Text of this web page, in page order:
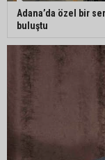
Adana’da özel bir
buluştu